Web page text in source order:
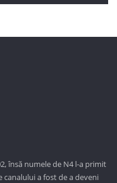
însă numele de N4 l-a primit
canalului a fost de a deveni